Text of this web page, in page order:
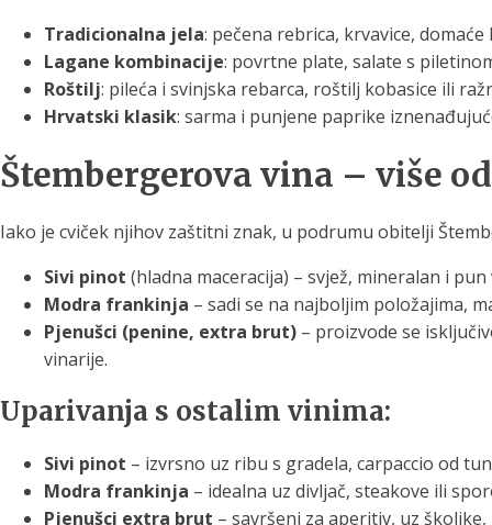
Tradicionalna jela: pečena rebrica, krvavice,
Lagane kombinacije: povrtne plate, salate s
Roštilj: pileća i svinjska rebarca, roštilj kobasice ili
Hrvatski klasik: sarma i punjene paprike
Štembergerova vina – više
Iako je cviček njihov zaštitni znak, u podrumu obitelji
Sivi pinot (hladna maceracija) – svjež, mineralan i
Modra frankinja – sadi se na najboljim položajima,
Pjenušci (penine, extra brut) – proizvode se
vinarije.
Uparivanja s ostalim vinima:
Sivi pinot – izvrsno uz ribu s gradela, carpaccio od
Modra frankinja – idealna uz divljač, steakove ili
Pjenušci extra brut – savršeni za aperitiv, uz